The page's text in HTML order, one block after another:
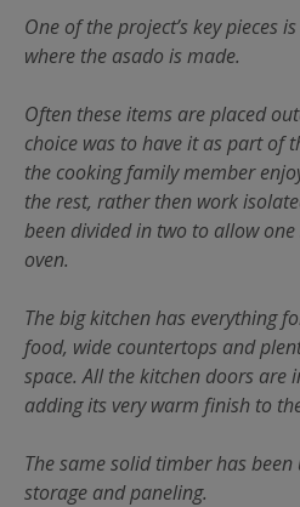
One of the project’s key pieces
where the asado is made.
Often these items are placed
choice was to have it as part of
the cooking family member
the rest, rather then work
been divided in two to allow
oven.
The big kitchen has everything
food, wide countertops and
space. All the kitchen doors are
adding its very warm finish to
The same solid timber has
storage and paneling.